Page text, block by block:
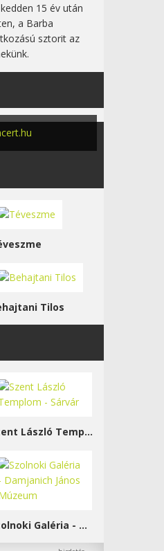
15 év után
a Barba
sztorit az
Tilos
Szent László Templom - Sárvár
Szolnoki Galéria - Damjanich János Múzeum